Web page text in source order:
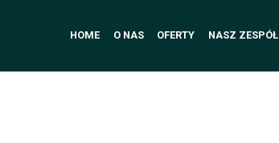
HOME O NAS OFERTY NASZ ZESPÓŁ